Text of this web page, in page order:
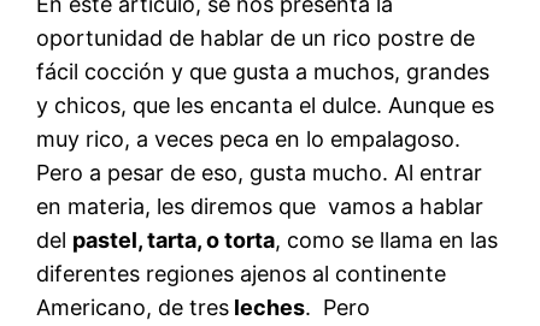
oportunidad de hablar de un rico postre de
fácil cocción y que gusta a muchos, grandes
y chicos, que les encanta el dulce. Aunque es
muy rico, a veces peca en lo empalagoso.
Pero a pesar de eso, gusta mucho. Al entrar
en materia, les diremos que vamos a hablar
del pastel, tarta, o torta, como se llama en las
diferentes regiones ajenos al continente
Americano, de tres leches. Pero